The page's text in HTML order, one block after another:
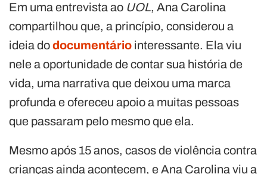
Em uma entrevista ao UOL, Ana Carolina
compartilhou que, a princípio, considerou a
ideia dodocumentário interessante. Ela viu
nele a oportunidade de contar sua história de
vida, uma narrativa que deixou uma marca
profunda e ofereceu apoio a muitas pessoas
que passaram pelo mesmo que ela.
Mesmo após 15 anos, casos de violência contra
crianças ainda acontecem, e Ana Carolina viu a